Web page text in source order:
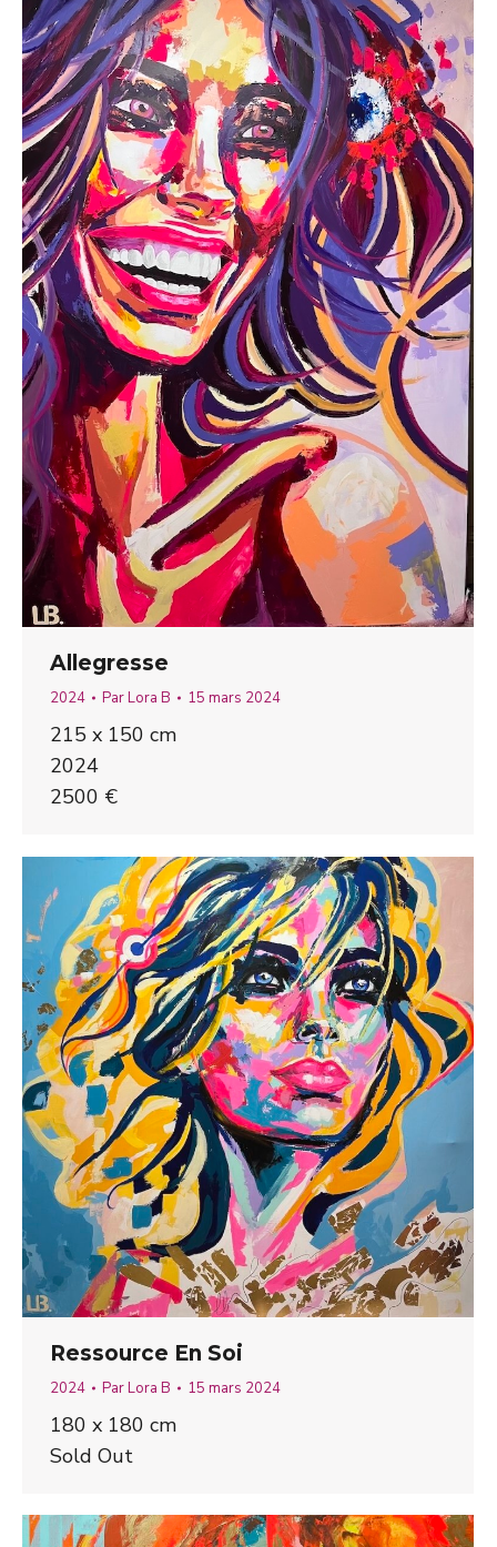
Allegresse
2024 ParLora B 15 mars 2024
215 x 150 cm
2024
2500 €
Ressource En Soi
2024 ParLora B 15 mars 2024
180 x 180 cm
Sold Out